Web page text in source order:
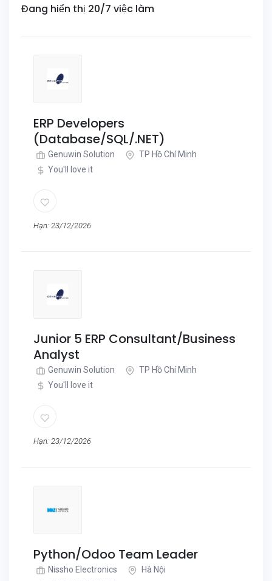
Đang hiển thị 20/7 việc làm
ERP Developers
(Database/SQL/.NET)
Genuwin Solution
TP Hồ Chí Minh
You'll love it
Hạn: 23/12/2026
Junior 5 ERP Consultant/Business
Analyst
Genuwin Solution
TP Hồ Chí Minh
You'll love it
Hạn: 23/12/2026
Python/Odoo Team Leader
Nissho Electronics
Hà Nội